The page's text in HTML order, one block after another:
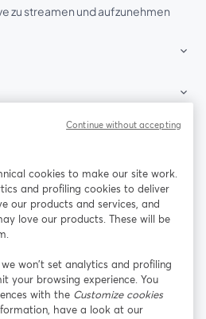
zu streamen und aufzunehmen
Facebook
wird in einem neuen Tab geöffnet
X (Twitter)
wird in einem neuen Tab geöffnet
cookies to make our site work.
and profiling cookies to deliver
our products and services, and
love our products. These will be
won’t set analytics and profiling
your browsing experience. You
with the Customize cookies
have a look at our
Continue without accepting